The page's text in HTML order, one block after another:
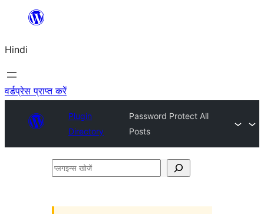
सामग्री
जाएं
Hindi
वर्डप्रेस प्राप्त करें
Plugin
Directory
Password Protect All
Posts
प्लगइन्स